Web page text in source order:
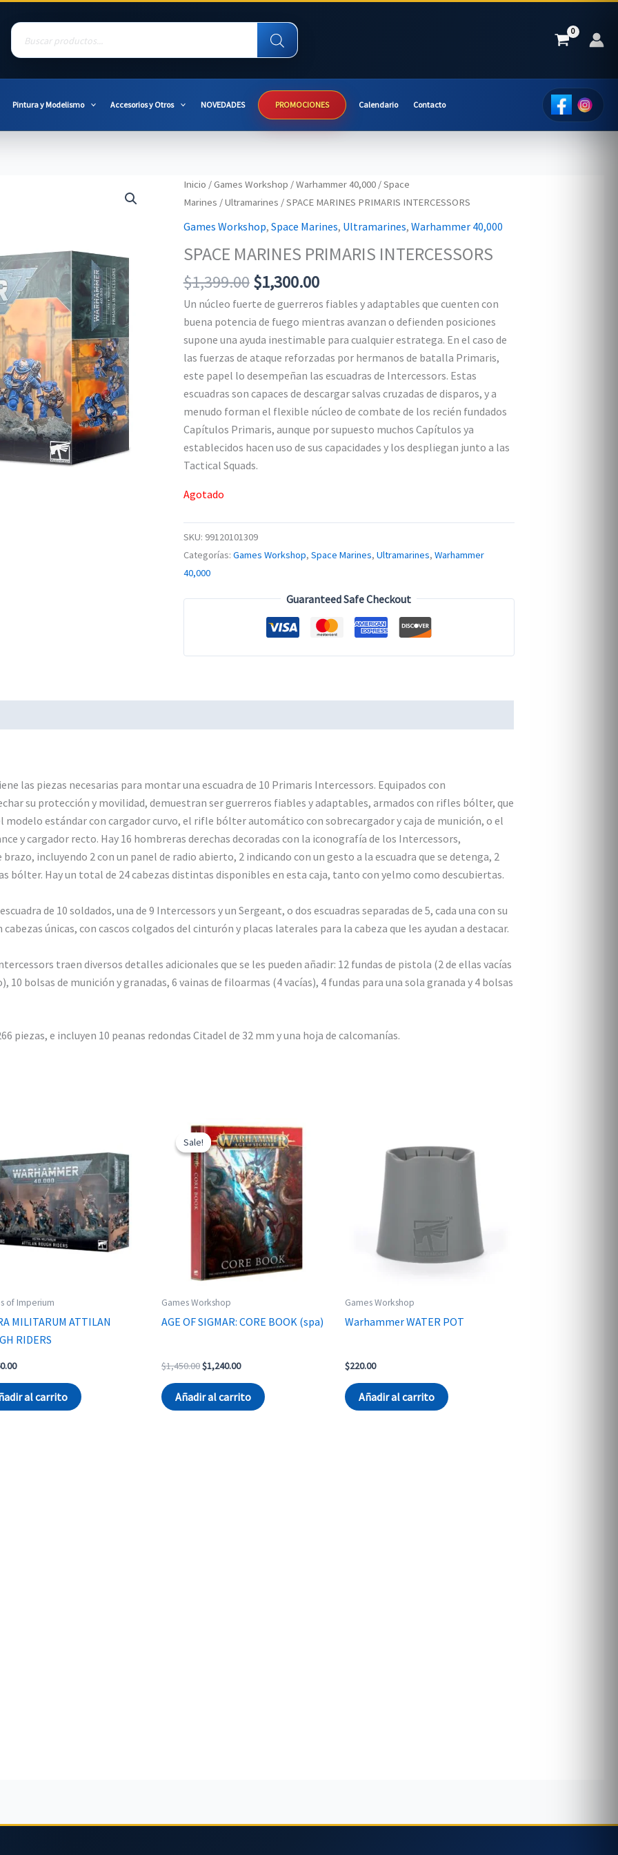
Products
search
Pintura y Modelismo Accesorios y Otros NOVEDADES PROMOCIONES Calendario Contacto
Inicio /Games Workshop /Warhammer 40,000/Space
Marines /Ultramarines / SPACE MARINES PRIMARIS INTERCESSORS
Games Workshop, Space Marines, Ultramarines, Warhammer 40,000
SPACE MARINES PRIMARIS INTERCESSORS
$1,399.00 Original
price
was:
$1,399.00.
$1,300.00Current
price
is:
$1,300.00.
Un núcleo fuerte de guerreros fiables y adaptables que cuenten con
buena potencia de fuego mientras avanzan o defienden posiciones
supone una ayuda inestimable para cualquier estratega. En el caso de
las fuerzas de ataque reforzadas por hermanos de batalla Primaris,
este papel lo desempeñan las escuadras de Intercessors. Estas
escuadras son capaces de descargar salvas cruzadas de disparos, y a
menudo forman el flexible núcleo de combate de los recién fundados
Capítulos Primaris, aunque por supuesto muchos Capítulos ya
establecidos hacen uso de sus capacidades y los despliegan junto a las
Tactical Squads.
Agotado
SKU: 99120101309
Categorías: Games Workshop, Space Marines, Ultramarines, Warhammer
40,000
Guaranteed Safe Checkout
las piezas necesarias para montar una escuadra de 10 Primaris Intercessors. Equipados con
su protección y movilidad, demuestran ser guerreros fiables y adaptables, armados con rifles bólter, que
modelo estándar con cargador curvo, el rifle bólter automático con sobrecargador y caja de munición, o el
y cargador recto. Hay 16 hombreras derechas decoradas con la iconografía de los Intercessors,
incluyendo 2 con un panel de radio abierto, 2 indicando con un gesto a la escuadra que se detenga, 2
bólter. Hay un total de 24 cabezas distintas disponibles en esta caja, tanto con yelmo como descubiertas.
de 10 soldados, una de 9 Intercessors y un Sergeant, o dos escuadras separadas de 5, cada una con su
únicas, con cascos colgados del cinturón y placas laterales para la cabeza que les ayudan a destacar.
traen diversos detalles adicionales que se les pueden añadir: 12 fundas de pistola (2 de ellas vacías
10 bolsas de munición y granadas, 6 vainas de filoarmas (4 vacías), 4 fundas para una sola granada y 4 bolsas
piezas, e incluyen 10 peanas redondas Citadel de 32 mm y una hoja de calcomanías.
of Imperium
MILITARUM ATTILAN
RIDERS
al carrito
Sale!
Sale!
Games Workshop
AGE OF SIGMAR: CORE BOOK (spa)
$1,450.00Original
was:
$1,450.00.
$1,240.00Current
is:
$1,240.00.
Añadir al carrito
Games Workshop
Warhammer WATER POT
$220.00
Añadir al carrito